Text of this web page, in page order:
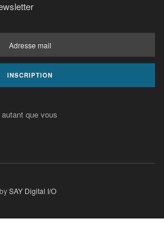
que vous
SAY Digital I/O